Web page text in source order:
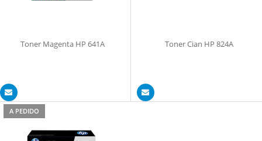
Toner Magenta HP 641A Toner Cian HP 824A
A PEDIDO